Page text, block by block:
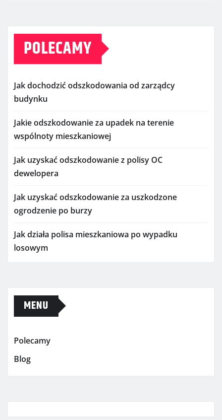
POLECAMY
Jak dochodzić odszkodowania od zarządcy
budynku
Jakie odszkodowanie za upadek na terenie
wspólnoty mieszkaniowej
Jak uzyskać odszkodowanie z polisy OC
dewelopera
Jak uzyskać odszkodowanie za uszkodzone
ogrodzenie po burzy
Jak działa polisa mieszkaniowa po wypadku
losowym
MENU
Polecamy
Blog